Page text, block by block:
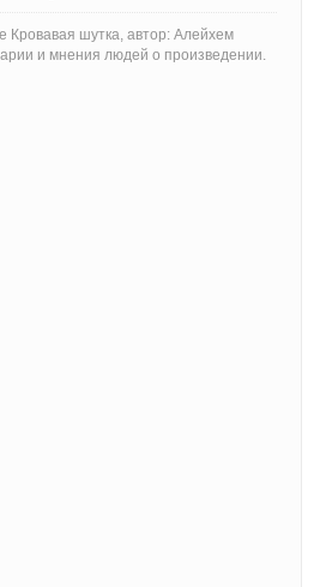
Кровавая шутка, автор: Алейхем
и мнения людей о произведении.